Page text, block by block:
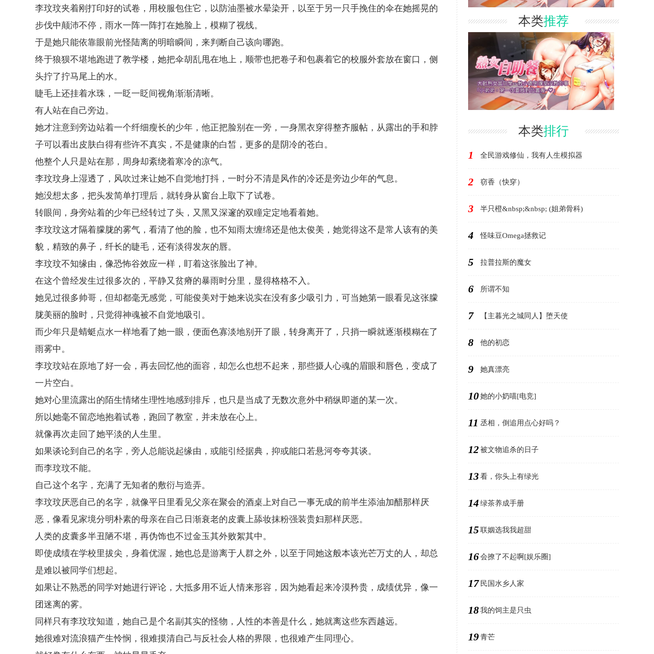
李玟玟夹着刚打印好的试卷，用校服包住它，以防油墨被水晕染开，以至于另一只手挽住的伞在她摇晃的
步伐中颠沛不停，雨水一阵一阵打在她脸上，模糊了视线。
于是她只能依靠眼前光怪陆离的明暗瞬间，来判断自己该向哪跑。
终于狼狈不堪地跑进了教学楼，她把伞胡乱甩在地上，顺带也把卷子和包裹着它的校服外套放在窗口，侧
头拧了拧马尾上的水。
睫毛上还挂着水珠，一眨一眨间视角渐渐清晰。
有人站在自己旁边。
她才注意到旁边站着一个纤细瘦长的少年，他正把脸别在一旁，一身黑衣穿得整齐服帖，从露出的手和脖
子可以看出皮肤白得有些许不真实，不是健康的白皙，更多的是阴冷的苍白。
他整个人只是站在那，周身却紊绕着寒冷的凉气。
李玟玟身上湿透了，风吹过来让她不自觉地打抖，一时分不清是风作的冷还是旁边少年的气息。
她没想太多，把头发简单打理后，就转身从窗台上取下了试卷。
转眼间，身旁站着的少年已经转过了头，又黑又深邃的双瞳定定地看着她。
李玟玟这才隔着朦胧的雾气，看清了他的脸，也不知雨太缠绵还是他太俊美，她觉得这不是常人该有的美
貌，精致的鼻子，纤长的睫毛，还有淡得发灰的唇。
李玟玟不知缘由，像恐怖谷效应一样，盯着这张脸出了神。
在这个曾经发生过很多次的，平静又贫瘠的暴雨时分里，显得格格不入。
她见过很多帅哥，但却都毫无感觉，可能俊美对于她来说实在没有多少吸引力，可当她第一眼看见这张朦
胧美丽的脸时，只觉得神魂被不自觉地吸引。
而少年只是蜻蜓点水一样地看了她一眼，便面色寡淡地别开了眼，转身离开了，只捎一瞬就逐渐模糊在了
雨雾中。
李玟玟站在原地了好一会，再去回忆他的面容，却怎么也想不起来，那些摄人心魂的眉眼和唇色，变成了
一片空白。
她对心里流露出的陌生情绪生理性地感到排斥，也只是当成了无数次意外中稍纵即逝的某一次。
所以她毫不留恋地抱着试卷，跑回了教室，并未放在心上。
就像再次走回了她平淡的人生里。
如果谈论到自己的名字，旁人总能说起缘由，或能引经据典，抑或能口若悬河夸夸其谈。
而李玟玟不能。
自己这个名字，充满了无知者的敷衍与造弄。
李玟玟厌恶自己的名字，就像平日里看见父亲在聚会的酒桌上对自己一事无成的前半生添油加醋那样厌
恶，像看见家境分明朴素的母亲在自己日渐衰老的皮囊上舔妆抹粉强装贵妇那样厌恶。
人类的皮囊多半丑陋不堪，再伪饰也不过金玉其外败絮其中。
即使成绩在学校里拔尖，身着优渥，她也总是游离于人群之外，以至于同她这般本该光芒万丈的人，却总
是难以被同学们想起。
如果让不熟悉的同学对她进行评论，大抵多用不近人情来形容，因为她看起来冷漠矜贵，成绩优异，像一
团迷离的雾。
同样只有李玟玟知道，她自己是个名副其实的怪物，人性的本善是什么，她就离这些东西越远。
她很难对流浪猫产生怜悯，很难摸清自己与反社会人格的界限，也很难产生同理心。
本类推荐
本类排行
1 全民游戏修仙，我有人生模拟器
2 窃香（快穿）
3 半只橙&nbsp;&nbsp; (姐弟骨科)
4 怪味豆Omega拯救记
5 拉普拉斯的魔女
6 所谓不知
7 【主暮光之城同人】堕天使
8 他的初恋
9 她真漂亮
10她的小奶喵[电竞]
11 丞相，倒追用点心好吗？
12被文物追杀的日子
13看，你头上有绿光
14绿茶养成手册
15联姻选我我超甜
16会撩了不起啊[娱乐圈]
17 民国水乡人家
18我的饲主是只虫
19青芒